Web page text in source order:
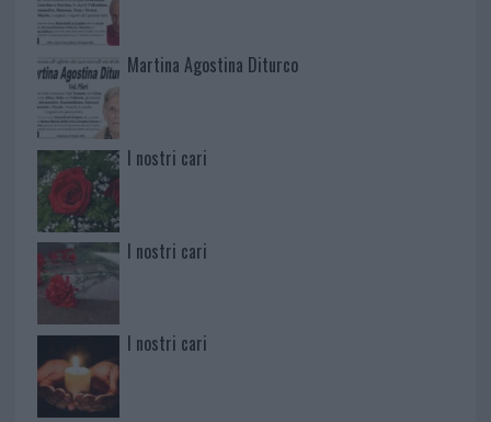
Martina Agostina Diturco
I nostri cari
I nostri cari
I nostri cari